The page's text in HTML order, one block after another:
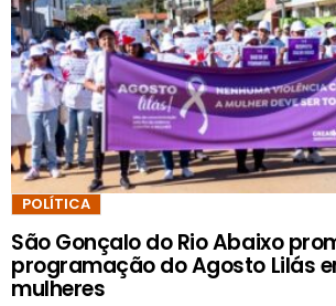
POLÍTICA
São Gonçalo do Rio Abaixo
programação do Agosto Lilás
mulheres